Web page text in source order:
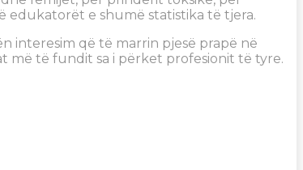
e shumë statistika të tjera.
interesim që të marrin pjesë prapë në
më të fundit sa i përket profesionit të tyre.